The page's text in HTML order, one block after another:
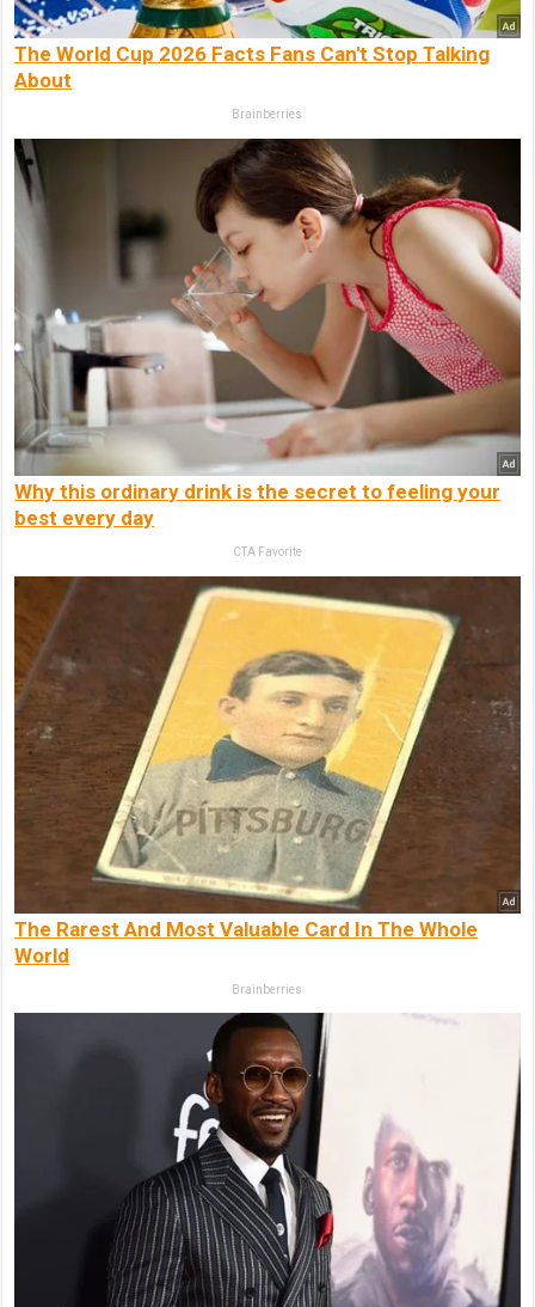
The World Cup 2026 Facts Fans Can't Stop Talking
About
Brainberries
Why this ordinary drink is the secret to feeling your
best every day
CTA Favorite
The Rarest And Most Valuable Card In The Whole
World
Brainberries